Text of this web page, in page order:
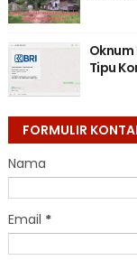
Tipu
FORMULIR
Nama
Email *